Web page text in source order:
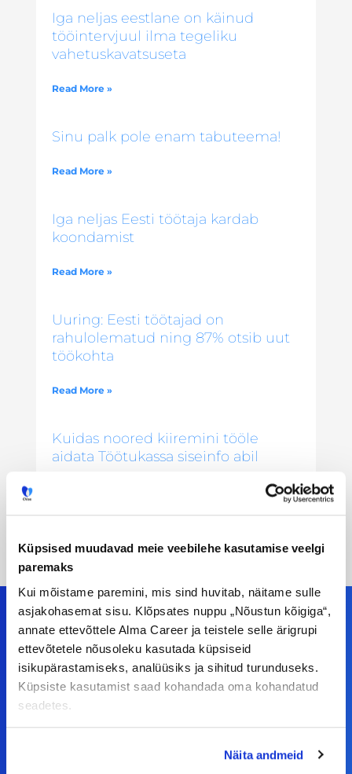
Küpsised muudavad meie veebilehe kasutamise veelgi
paremaks
Kui mõistame paremini, mis sind huvitab, näitame sulle
asjakohasemat sisu. Klõpsates nuppu „Nõustun kõigiga“,
annate ettevõttele Alma Career ja teistele selle ärigrupi
ettevõtetele nõusoleku kasutada küpsiseid
isikupärastamiseks, analüüsiks ja sihitud turunduseks.
Küpsiste kasutamist saad kohandada oma kohandatud
seadetes.
Näita andmeid
Iga neljas eestlane on käinud
tööintervjuul ilma tegeliku
vahetuskavatsuseta
Read More »
Sinu palk pole enam tabuteema!
Read More »
Iga neljas Eesti töötaja kardab
koondamist
Read More »
Uuring: Eesti töötajad on
rahulolematud ning 87% otsib uut
töökohta
Read More »
Kuidas noored kiiremini tööle
aidata Töötukassa siseinfo abil
Meiega leiad!
Tööelublogi.ee lehelt leiad kõik vajaliku, et olla
teha koostööd, siis võta meiega julgelt ühendust.